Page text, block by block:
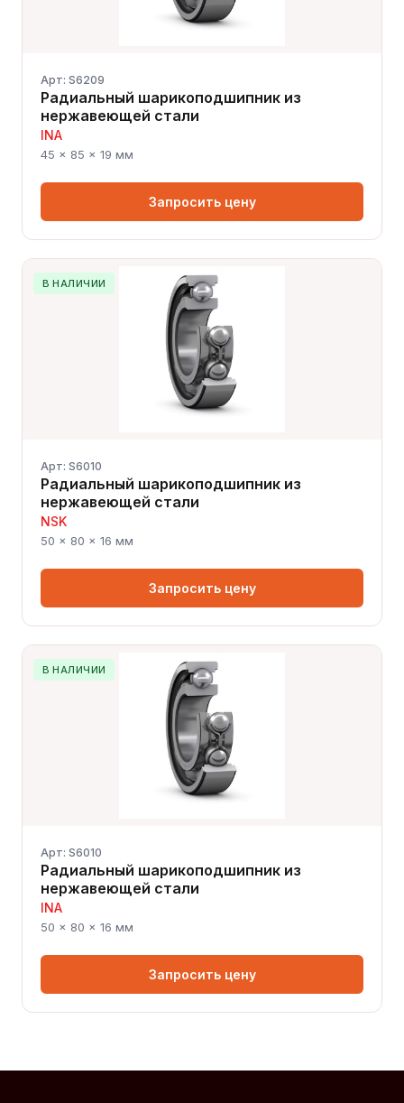
Арт: S6209
Радиальный шарикоподшипник из
нержавеющей стали
INA
45 × 85 × 19 мм
Запросить цену
В НАЛИЧИИ
Арт: S6010
Радиальный шарикоподшипник из
нержавеющей стали
NSK
50 × 80 × 16 мм
Запросить цену
В НАЛИЧИИ
Арт: S6010
Радиальный шарикоподшипник из
нержавеющей стали
INA
50 × 80 × 16 мм
Запросить цену